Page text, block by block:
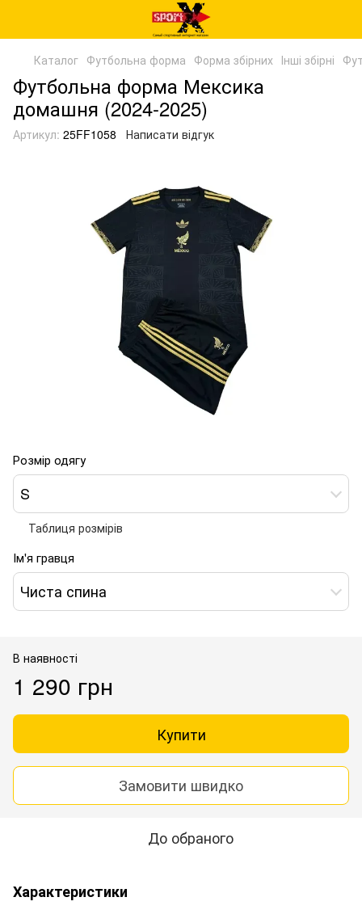
Каталог Футбольна форма Форма збірних Інші збірні
Футбольна форма Мексика
домашня (2024-2025)
Артикул: 25FF1058 Написати відгук
Розмір одягу
S
Таблиця розмірів
Ім'я гравця
Чиста спина
В наявності
1 290 грн
Купити
Замовити швидко
До обраного
Характеристики